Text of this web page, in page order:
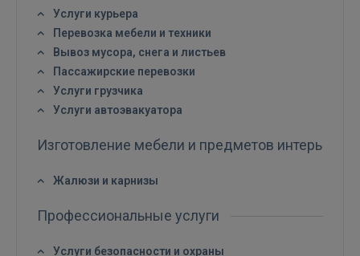
Услуги курьера
Перевозка мебели и техники
Вывоз мусора, снега и листьев
Пассажирские перевозки
Услуги грузчика
Услуги автоэвакуатора
Изготовление мебели и предметов интерьера
Жалюзи и карнизы
Профессиональные услуги
Услуги безопасности и охраны